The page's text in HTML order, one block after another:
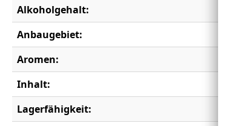
Alkoholgehalt:
Anbaugebiet:
Aromen:
Inhalt:
Lagerfähigkeit: